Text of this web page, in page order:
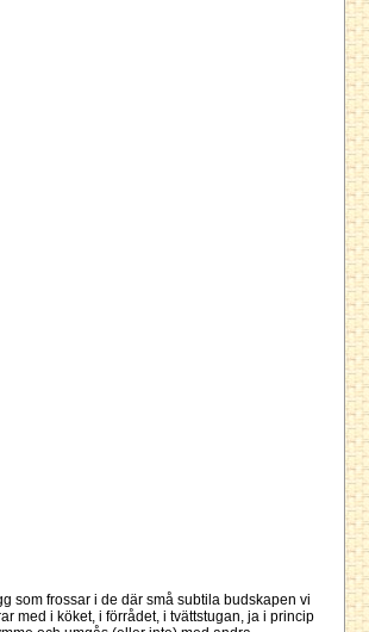
som frossar i de där små subtila budskapen vi
med i köket, i förrådet, i tvättstugan, ja i princip